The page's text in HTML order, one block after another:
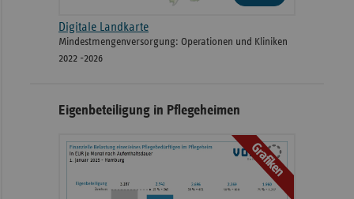
Digitale Landkarte
Mindestmengenversorgung: Operationen und Kliniken
2022 -2026
Eigenbeteiligung in Pflegeheimen
Grafiken